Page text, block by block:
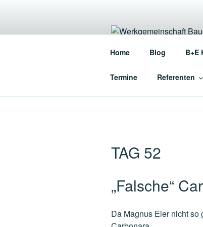
Home Blog B+E
Termine Referenten
TAG 52
„Falsche“
Da Magnus Eier nicht